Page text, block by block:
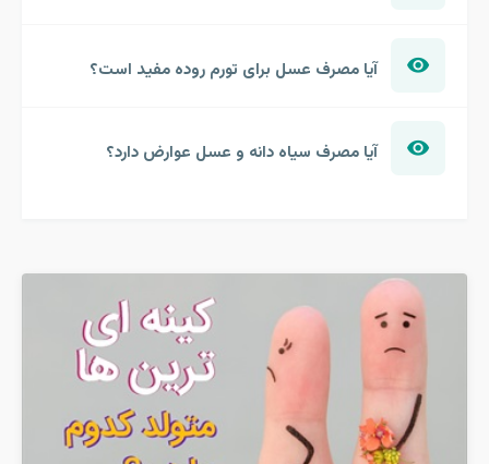
آیا مصرف عسل برای تورم روده مفید است؟
آیا مصرف سیاه دانه و عسل عوارض دارد؟